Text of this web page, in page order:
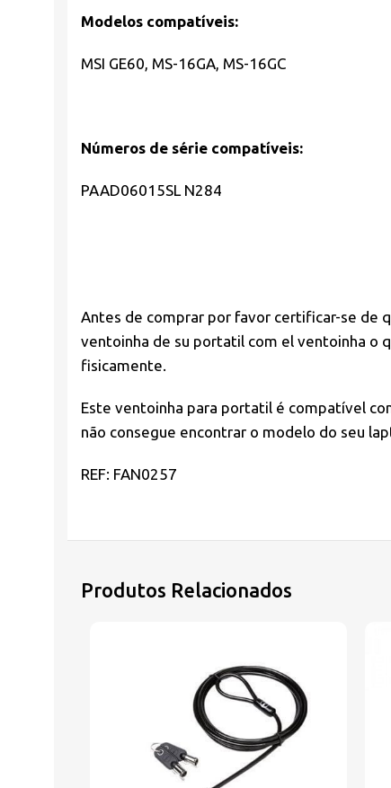
Modelos compatíveis:
MSI GE60, MS-16GA, MS-16GC
Números de série compatíveis:
PAAD06015SL N284
Antes de comprar por favor certificar-se de
ventoinha de su portatil com el ventoinha o
fisicamente.
Este ventoinha para portatil é compatível
não consegue encontrar o modelo do seu
REF: FAN0257
Produtos Relacionados